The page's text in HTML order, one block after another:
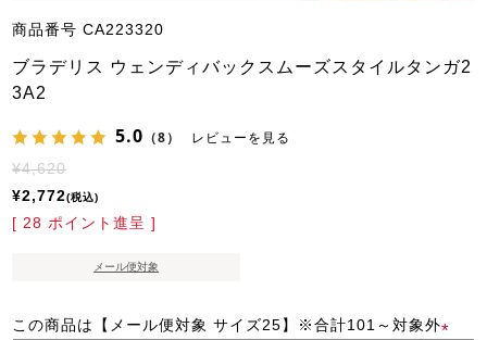
商品番号 CA223320
ブラデリス ウェンディバックスムーズスタイルタンガ2
3A2
5.0 （8） レビューを見る
¥4,620
¥2,772 税込
[ 28 ポイント進呈 ]
メール便対象
この商品は【メール便対象 サイズ25】※合計101～対象外